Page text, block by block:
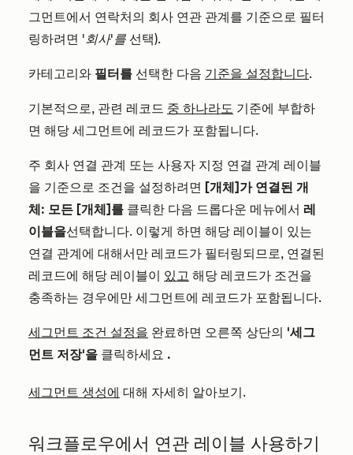
그먼트에서 연락처의 회사 연관 관계를 기준으로 필터
링하려면 '회사'를 선택).
카테고리와 필터를 선택한 다음 기준을 설정합니다.
기본적으로, 관련 레코드 중 하나라도 기준에 부합하
면 해당 세그먼트에 레코드가 포함됩니다.
주 회사 연결 관계 또는 사용자 지정 연결 관계 레이블
을 기준으로 조건을 설정하려면 [개체]가 연결된 개
체: 모든 [개체]를 클릭한 다음 드롭다운 메뉴에서 레
이블을선택합니다. 이렇게 하면 해당 레이블이 있는
연결 관계에 대해서만 레코드가 필터링되므로, 연결된
레코드에 해당 레이블이 있고 해당 레코드가 조건을
충족하는 경우에만 세그먼트에 레코드가 포함됩니다.
세그먼트 조건 설정을 완료하면 오른쪽 상단의 '세그
먼트 저장'을 클릭하세요 .
세그먼트 생성에 대해 자세히 알아보기.
워크플로우에서 연관 레이블 사용하기